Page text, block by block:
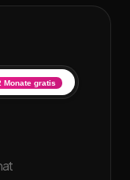
Monate gratis